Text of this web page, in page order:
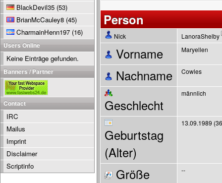
Person
Nick LanoraShelby
Vorname Maryellen
Nachname Cowles
Geschlecht
männlich
Geburtstag
(Alter)
13.09.1989
Größe --
BlackDevil35 (53)
BrianMcCauley8 (45)
CharmainHenn197 (16)
Users Online
Keine Einträge gefunden.
Banners / Partner
Contact
IRC
Mailus
Imprint
Disclaimer
Scriptinfo